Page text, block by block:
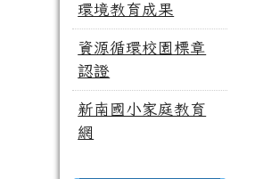
環境教育成果
資源循環校園標章
認證
新南國小家庭教育
網